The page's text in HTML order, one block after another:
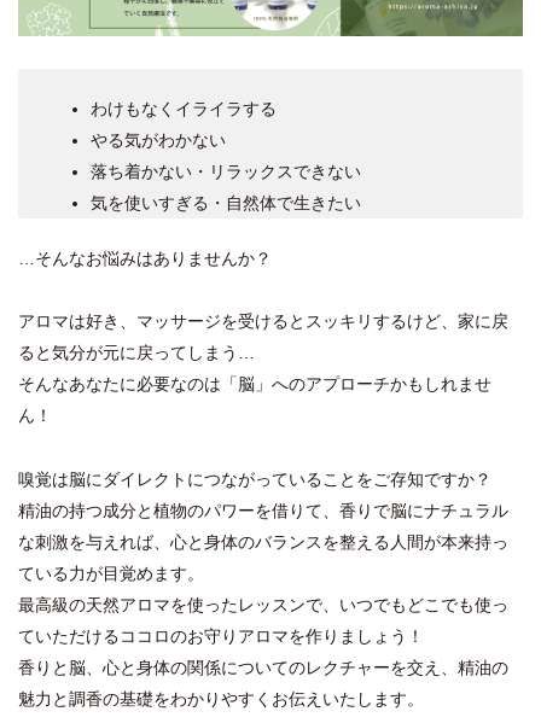
わけもなくイライラする
やる気がわかない
落ち着かない・リラックスできない
気を使いすぎる・自然体で生きたい
…そんなお悩みはありませんか？
アロマは好き、マッサージを受けるとスッキリするけど、家に戻
ると気分が元に戻ってしまう…
そんなあなたに必要なのは「脳」へのアプローチかもしれませ
ん！
嗅覚は脳にダイレクトにつながっていることをご存知ですか？
精油の持つ成分と植物のパワーを借りて、香りで脳にナチュラル
な刺激を与えれば、心と身体のバランスを整える人間が本来持っ
ている力が目覚めます。
最高級の天然アロマを使ったレッスンで、いつでもどこでも使っ
ていただけるココロのお守りアロマを作りましょう！
香りと脳、心と身体の関係についてのレクチャーを交え、精油の
魅力と調香の基礎をわかりやすくお伝えいたします。